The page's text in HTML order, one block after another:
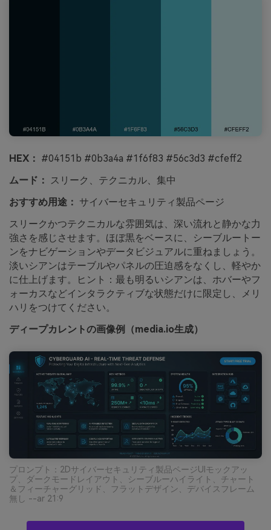
HEX： #04151b #0b3a4a #1f6f83 #56c3d3 #cfeff2
ムード： スリーク、テクニカル、集中
おすすめ用途： サイバーセキュリティ製品ページ
スリークかつテクニカルな雰囲気は、深い流れと静かな力
強さを感じさせます。ほぼ黒をベースに、シーブルートー
ンをナビゲーションやデータビジュアルに重ねましょう。
淡いシアンはテーブルやパネルの圧迫感をなくし、軽やか
に仕上げます。ヒント：最も明るいシアンは、ホバーやフ
ォーカスなどインタラクティブな状態だけに限定し、メリ
ハリをつけてください。
ディープカレントの画像例（media.io生成）
プロンプト：2Dサイバーセキュリティ製品ページUIモックアッ
プ、ダークモードレイアウト、シーブルーハイライト、チャート
＆フィーチャーグリッド、フラットデザイン、デバイスフレーム
無し --ar 21:9